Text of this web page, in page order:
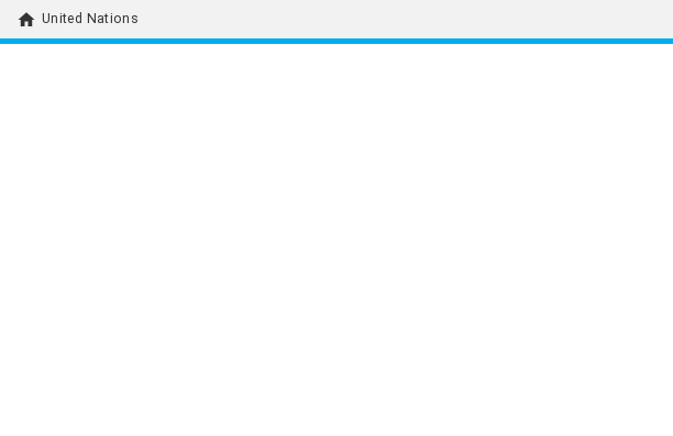
home United Nations